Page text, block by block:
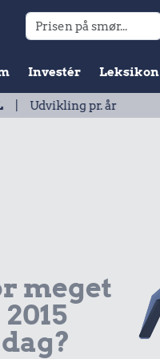
Investér Leksikon
pr. år2026:
meget